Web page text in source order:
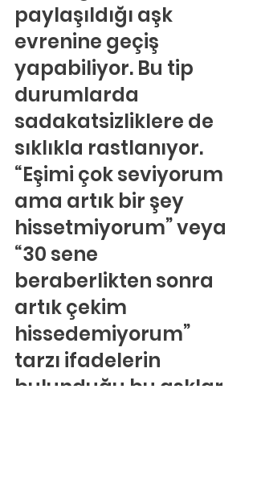
paylaşıldığı aşk
evrenine geçiş
yapabiliyor. Bu tip
durumlarda
sadakatsizliklere de
sıklıkla rastlanıyor.
“Eşimi çok seviyorum
ama artık bir şey
hissetmiyorum” veya
“30 sene
beraberlikten sonra
artık çekim
hissedemiyorum”
tarzı ifadelerin
bulunduğu bu aşklar